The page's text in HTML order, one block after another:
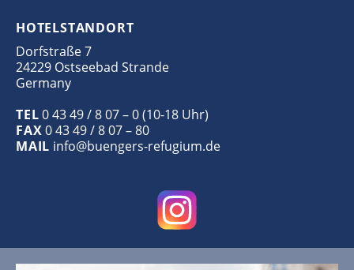
HOTELSTANDORT
Dorfstraße 7
24229 Ostseebad Strande
Germany
TEL0 43 49 / 8 07 – 0 (10-18 Uhr)
FAX0 43 49 / 8 07 – 80
MAIL info@buengers-refugium.de